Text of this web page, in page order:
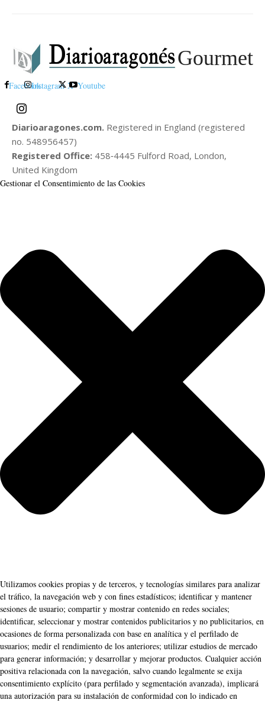
Gourmet
FacebookInstagram X Youtube
Diarioaragones.com. Registered in England (registered
no. 548956457)
Registered Office: 458‑4445 Fulford Road, London,
United Kingdom
Gestionar el Consentimiento de las Cookies
Utilizamos cookies propias y de terceros, y tecnologías similares para analizar
el tráfico, la navegación web y con fines estadísticos; identificar y mantener
sesiones de usuario; compartir y mostrar contenido en redes sociales;
identificar, seleccionar y mostrar contenidos publicitarios y no publicitarios, en
ocasiones de forma personalizada con base en analítica y el perfilado de
usuarios; medir el rendimiento de los anteriores; utilizar estudios de mercado
para generar información; y desarrollar y mejorar productos. Cualquier acción
positiva relacionada con la navegación, salvo cuando legalmente se exija
consentimiento explícito (para perfilado y segmentación avanzada), implicará
una autorización para su instalación de conformidad con lo indicado en